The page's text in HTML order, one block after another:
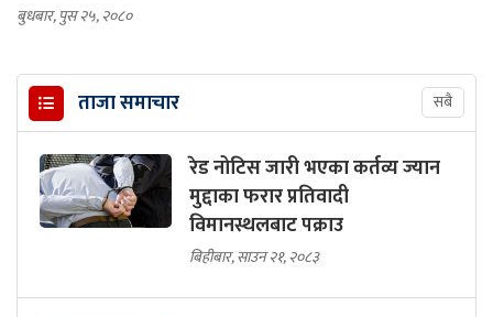
बुधबार, पुस २५, २०८०
ताजा समाचार सबै
रेड नोटिस जारी भएका कर्तव्य ज्यान
मुद्दाका फरार प्रतिवादी
विमानस्थलबाट पक्राउ
बिहीबार, साउन २१, २०८३